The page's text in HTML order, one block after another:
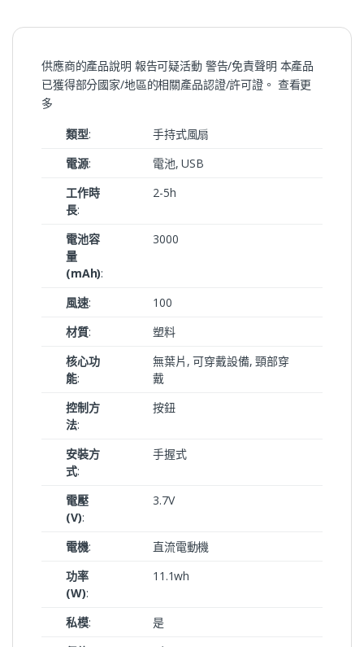
供應商的產品說明 報告可疑活動 警告/免責聲明 本產品
已獲得部分國家/地區的相關產品認證/許可證。 查看更
多
類型:
手持式風扇
電源:
電池, USB
工作時
長:
2-5h
電池容
量
(mAh):
3000
風速:
100
材質:
塑料
核心功
能:
無葉片, 可穿戴設備, 頸部穿
戴
控制方
法:
按鈕
安裝方
式:
手握式
電壓
(V):
3.7V
電機:
直流電動機
功率
(W):
11.1wh
私模:
是